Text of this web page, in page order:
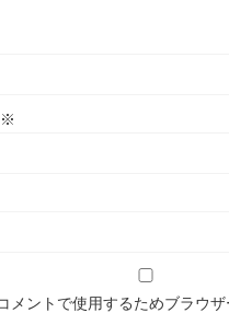
※
メントで使用するためブラウ